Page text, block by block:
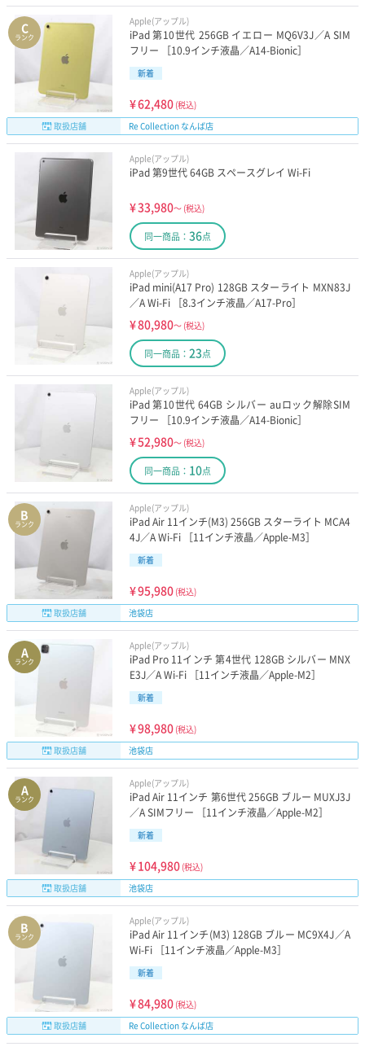
C
ランク
Apple(アップル)
iPad 第10世代 256GB イエロー MQ6V3J／A SIM
フリー ［10.9インチ液晶／A14-Bionic］
新着
¥62,480 (税込)
取扱店舗
Re Collection なんば店
Apple(アップル)
iPad 第9世代 64GB スペースグレイ Wi-Fi
¥33,980～ (税込)
同一商品： 36点
Apple(アップル)
iPad mini(A17 Pro) 128GB スターライト MXN83J
／A Wi-Fi ［8.3インチ液晶／A17-Pro］
¥80,980～ (税込)
同一商品： 23点
Apple(アップル)
iPad 第10世代 64GB シルバー auロック解除SIM
フリー ［10.9インチ液晶／A14-Bionic］
¥52,980～ (税込)
同一商品： 10点
B
ランク
Apple(アップル)
iPad Air 11インチ(M3) 256GB スターライト MCA4
4J／A Wi-Fi ［11インチ液晶／Apple-M3］
新着
¥95,980 (税込)
取扱店舗
池袋店
A
ランク
Apple(アップル)
iPad Pro 11インチ 第4世代 128GB シルバー MNX
E3J／A Wi-Fi ［11インチ液晶／Apple-M2］
新着
¥98,980 (税込)
取扱店舗
池袋店
A
ランク
Apple(アップル)
iPad Air 11インチ 第6世代 256GB ブルー MUXJ3J
／A SIMフリー ［11インチ液晶／Apple-M2］
新着
¥104,980 (税込)
取扱店舗
池袋店
B
ランク
Apple(アップル)
iPad Air 11インチ(M3) 128GB ブルー MC9X4J／A
Wi-Fi ［11インチ液晶／Apple-M3］
新着
¥84,980 (税込)
取扱店舗
Re Collection なんば店